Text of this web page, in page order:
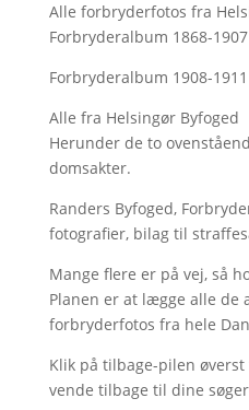
Alle forbryderfotos fra
Forbryderalbum 1868-
Forbryderalbum 1908-
Alle fra Helsingør Byfoged
Herunder de to
domsakter.
Randers Byfoged,
fotografier, bilag til
Mange flere er på vej, så
Planen er at lægge alle de
forbryderfotos fra hele
Klik på tilbage-pilen
vende tilbage til dine